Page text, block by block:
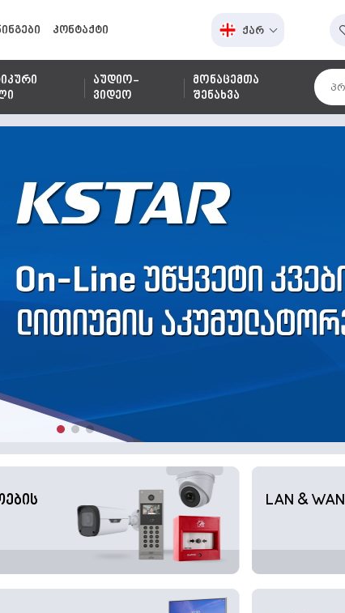
კონტაქტი ქარ
აუდიო-
ვიდეო
მონაცემთა
შენახვა
LAN & WAN